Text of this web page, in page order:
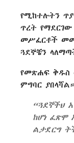
የሚከተሉትን
ጥረት
መሥፈርቶች
ጓደኞቼን
የመጽሐፍ ቅዱስ
ምግባር
“ጓደኞችህ
ከሆነ ፈጽሞ
ልታደርግ